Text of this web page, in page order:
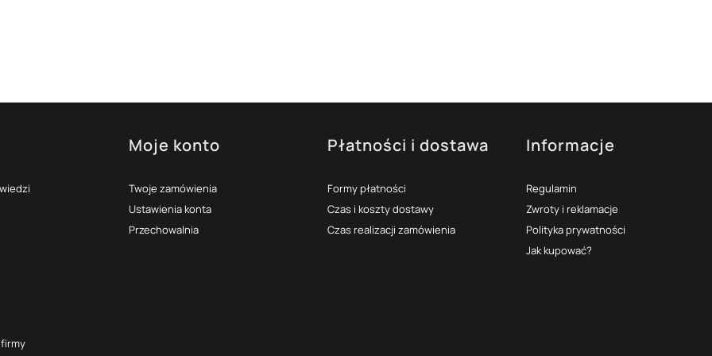
Moje konto
Twoje zamówienia
Ustawienia konta
Przechowalnia
Płatności i dostawa
Formy płatności
Czas i koszty dostawy
Czas realizacji zamówienia
Informacje
Regulamin
Zwroty i reklamacje
Polityka prywatności
Jak kupować?